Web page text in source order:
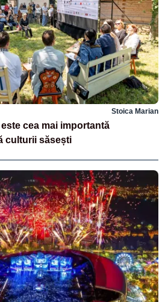
Stoica Marian
cea mai importantă
culturii săsești